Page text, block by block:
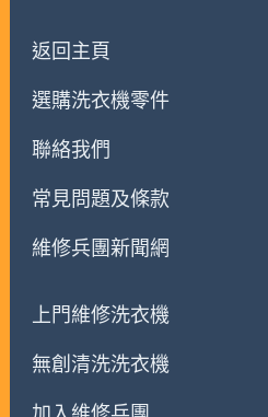
返回主頁
選購洗衣機零件
聯絡我們
常見問題及條款
維修兵團新聞網
上門維修洗衣機
無創清洗洗衣機